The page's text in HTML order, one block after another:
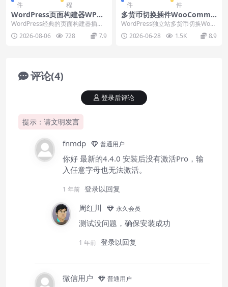
件
程
WordPress页面构建器WPBa
kery Page Builder Pro下载
安装视频
WordPress经典的页面构建器插件
WPBakery Page Builder...
2026-08-06 728 7.9
件
件
多货币切换插件WooComme
rce Multi Currency（CURC
Y）下载安装视频
WordPress独立站多货币切换Woo
Commerce Multi Curre...
2026-06-28 1.5K 8.9
评论(4)
提示：请文明发言
登录后评论
fnmdp 普通用户
你好 最新的4.4.0 安装后没有激活Pro，输
入任意字母也无法激活。
1 年前 登录以回复
周红川 永久会员
测试没问题，确保安装成功
1 年前 登录以回复
微信用户 普通用户